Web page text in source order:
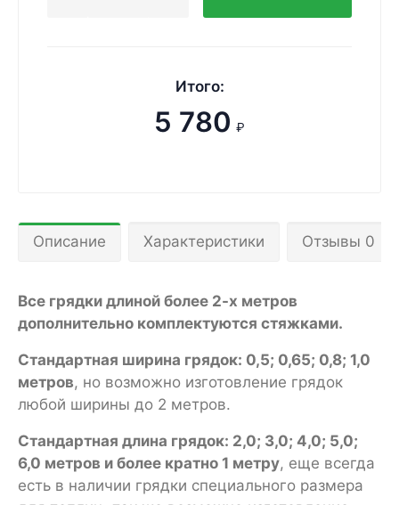
Итого:
5 780 ₽
Описание Характеристики Отзывы 0
Все грядки длиной более 2-х метров
дополнительно комплектуются стяжками.
Стандартная ширина грядок: 0,5; 0,65; 0,8; 1,0
метров, но возможно изготовление грядок
любой ширины до 2 метров.
Стандартная длина грядок: 2,0; 3,0; 4,0; 5,0;
6,0 метров и более кратно 1 метру, еще всегда
есть в наличии грядки специального размера